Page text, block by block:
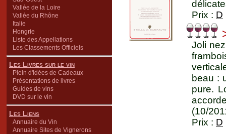
Vallée de la Loire
Vallée du Rhône
Italie
Hongrie
Liste des Appellations
Les Classements Officiels
Les Livres sur le vin
Plein d'Idées de Cadeaux
Présentations de livres
Guides de vins
DVD sur le vin
Les Liens
Annuaire du Vin
Annuaire Sites de Vignerons
Prix : D
Joli
beau :
pure.
(10/
Prix : D